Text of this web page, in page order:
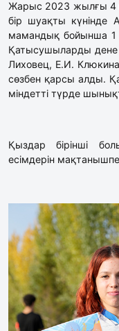
Жарыс 2023 жылғы 4
бір шуақты күнінде
мамандық бойынша 1
Қатысушыларды дене
Лиховец, Е.И.
сөзбен қарсы алды.
міндетті түрде
Қыздар бірінші
есімдерін